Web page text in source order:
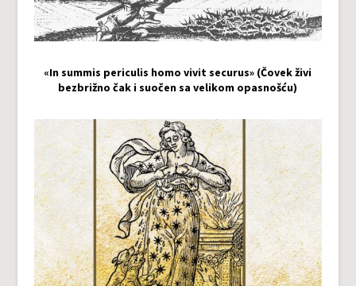
«In summis periculis homo vivit securus» (Čovek živi
bezbrižno čak i suočen sa velikom opasnošću)